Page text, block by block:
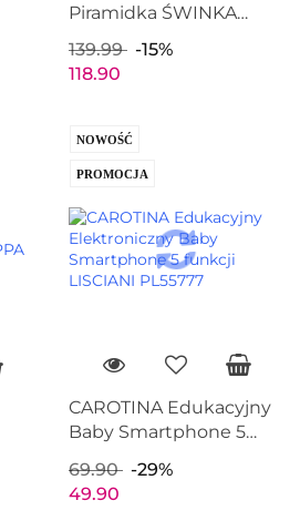
Piramidka ŚWINKA
KIDS PP17088
139.99
-15%
118.90
NOWOŚĆ
PROMOCJA
CAROTINA Edukacyjny
Baby Smartphone 5
PL55777
69.90
-29%
49.90